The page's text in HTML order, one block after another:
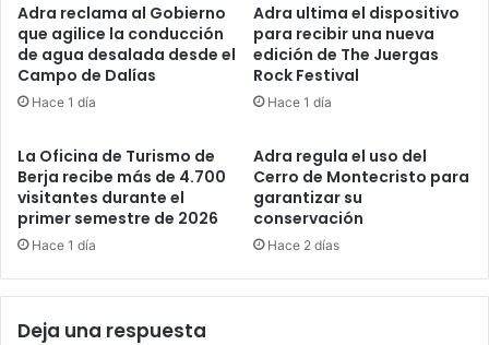
Adra reclama al Gobierno
que agilice la conducción
de agua desalada desde el
Campo de Dalías
Hace 1 día
Adra ultima el dispositivo
para recibir una nueva
edición de The Juergas
Rock Festival
Hace 1 día
La Oficina de Turismo de
Berja recibe más de 4.700
visitantes durante el
primer semestre de 2026
Hace 1 día
Adra regula el uso del
Cerro de Montecristo para
garantizar su
conservación
Hace 2 días
Deja una respuesta